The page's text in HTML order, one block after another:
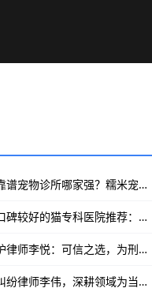
天津市河西区靠谱宠物诊所哪家强？糯米宠物医院专业有保障
青岛市行业内口碑较好的猫专科医院推荐：咪咪猫医院专业靠谱
漯河市刑事辩护律师李悦：可信之选，为刑事辩护官司保驾护航
重庆可靠医疗纠纷律师李伟，深耕领域为当事人权益护航